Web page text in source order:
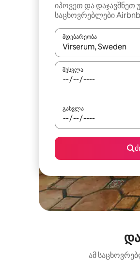
იპოვეთ და დაჯავშნეთ
საცხოვრებლები
მდებარეობა
როცა შედეგები
შესვლა
გასვლა
ამ